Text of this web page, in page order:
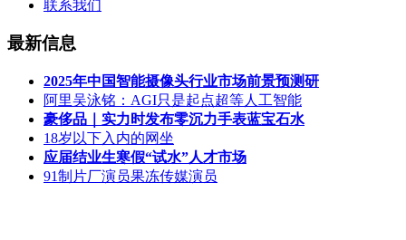
联系我们
最新信息
2025年中国智能摄像头行业市场前景预测研
阿里吴泳铭：AGI只是起点超等人工智能
豪侈品｜实力时发布零沉力手表蓝宝石水
18岁以下入内的网坐
应届结业生寒假“试水”人才市场
91制片厂演员果冻传媒演员